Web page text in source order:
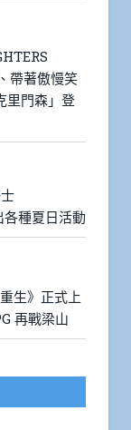
帶著傲慢笑
里門森」登
種夏日活動
生》正式上
再戰梁山